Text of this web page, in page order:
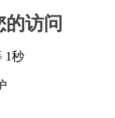
访问
1秒